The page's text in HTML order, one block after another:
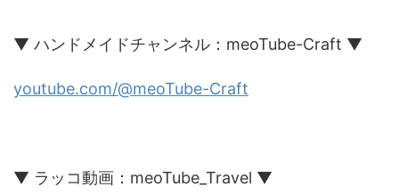
▼ ハンドメイドチャンネル：meoTube-Craft ▼
youtube.com/@meoTube-Craft
▼ ラッコ動画：meoTube_Travel ▼